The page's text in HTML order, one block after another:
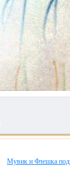
Мувик и Флешка